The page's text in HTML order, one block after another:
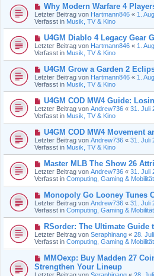
B
e
i
t
a
g
N
e
u
e
B
e
i
t
a
g
Why Modern Warfare 4
Letzter Beitrag von Hartmann846 « 1.
Verfasst in Musik, TV & Kino
N
e
u
e
B
e
i
t
a
g
U4GM Diablo 4 Legacy Gear
Letzter Beitrag von Hartmann846 « 1.
Verfasst in Musik, TV & Kino
N
e
u
e
B
e
i
t
a
g
U4GM Grow a Garden 2
Letzter Beitrag von Hartmann846 « 1.
Verfasst in Musik, TV & Kino
N
e
u
e
B
e
i
t
a
g
U4GM COD MW4 Guide:
Letzter Beitrag von Andrew736 « 31. Juli
Verfasst in Musik, TV & Kino
N
e
u
e
B
e
i
t
a
g
U4GM COD MW4 Movement
Letzter Beitrag von Andrew736 « 31. Juli
Verfasst in Musik, TV & Kino
N
e
u
e
B
e
i
t
a
g
Master MLB The Show 26
Letzter Beitrag von Andrew736 « 31. Juli
Verfasst in Computing, Gaming & Mobilität
N
e
u
e
B
e
i
t
a
g
Monopoly Go Looney Tunes
Letzter Beitrag von Andrew736 « 31. Juli
Verfasst in Computing, Gaming & Mobilität
N
e
u
e
B
e
i
RSorder: The Ultimate Guide
Letzter Beitrag von Seraphinang « 28.
Verfasst in Computing, Gaming & Mobilität
N
e
u
MMOexp: Buy Madden 27
Strengthen Your Lineup
Letzter Beitrag von Seraphinang « 28.